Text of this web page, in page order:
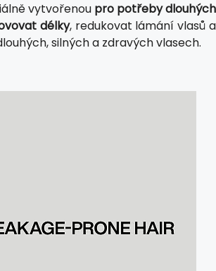
vytvořenou pro potřeby dlouhých
délky, redukovat lámání vlasů a
silných a zdravých vlasech.